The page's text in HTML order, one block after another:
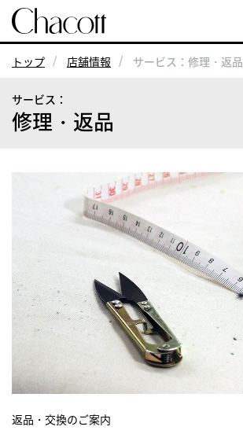
トップ 店舗情報 サービス：修理・返品
サービス：
修理・返品
返品・交換のご案内